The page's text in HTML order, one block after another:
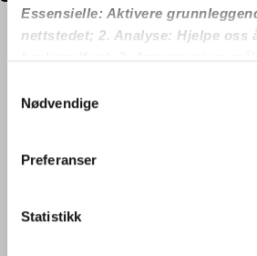
Essensielle: Aktivere
nettstedet; 2. Analyse: Hjelpe oss
brukeradferd; 3. Annonsering:
samtykker du til bruken av alle
Besøk gjerne vår
Selection
Nødvendige
Preferanser
Statistikk